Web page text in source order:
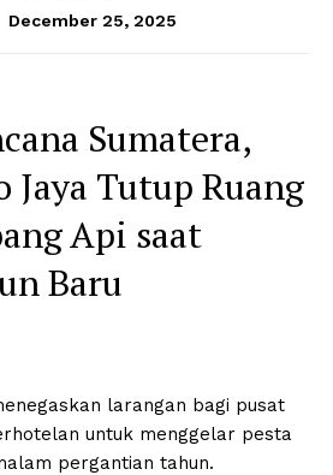
December 25, 2025
Sumatera,
Jaya Tutup Ruang
Api saat
Baru
larangan bagi pusat
untuk menggelar pesta
pergantian tahun.